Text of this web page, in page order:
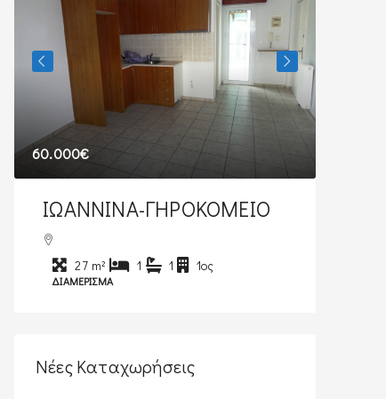
60.000€
ΙΩΑΝΝΙΝΑ-ΓΗΡΟΚΟΜΕΙΟ
27 m² 1 1 1ος
ΔΙΑΜΈΡΙΣΜΑ
Νέες Καταχωρήσεις